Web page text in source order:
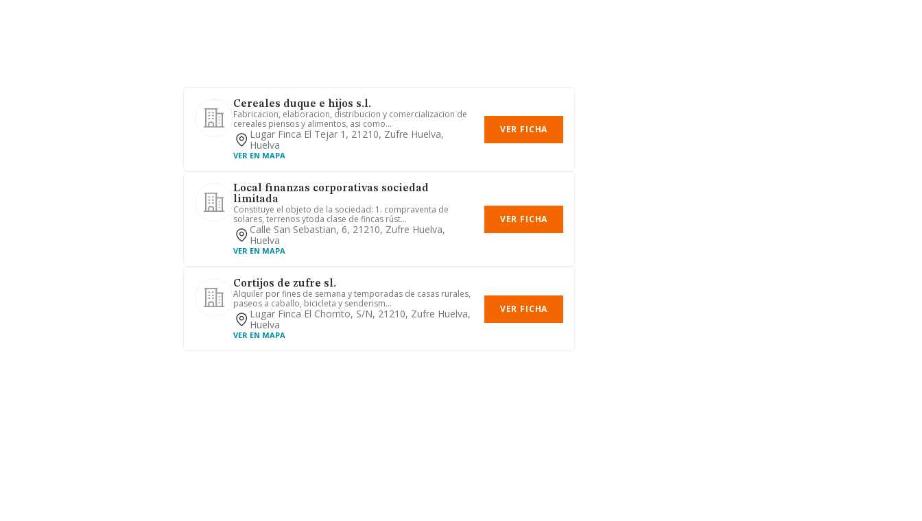
Cereales duque e hijos s.l.
Fabricacion, elaboracion, distribucion y comercializacion de
cereales piensos y alimentos, asi como...
Lugar Finca El Tejar 1, 21210, Zufre Huelva,
Huelva
VER EN MAPA
VER FICHA
Local finanzas corporativas sociedad
limitada
Constituye el objeto de la sociedad: 1. compraventa de
solares, terrenos ytoda clase de fincas rúst...
Calle San Sebastian, 6, 21210, Zufre Huelva,
Huelva
VER EN MAPA
VER FICHA
Cortijos de zufre sl.
Alquiler por fines de semana y temporadas de casas rurales,
paseos a caballo, bicicleta y senderism...
Lugar Finca El Chorrito, S/n, 21210, Zufre Huelva,
Huelva
VER EN MAPA
VER FICHA